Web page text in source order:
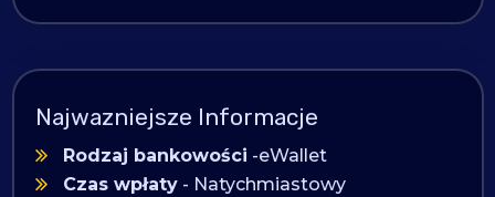
Najwazniejsze Informacje
Rodzaj bankowości -eWallet
Czas wpłaty - Natychmiastowy